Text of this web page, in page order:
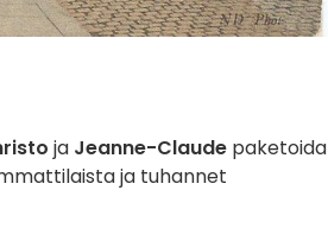
ja Jeanne-Claude paketoida
ja tuhannet